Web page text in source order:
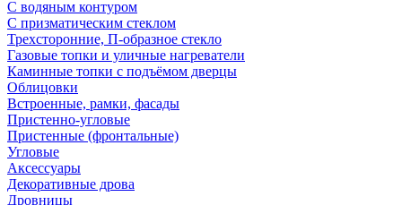
С водяным контуром
С призматическим стеклом
Трехсторонние, П-образное стекло
Газовые топки и уличные нагреватели
Каминные топки с подъёмом дверцы
Облицовки
Встроенные, рамки, фасады
Пристенно-угловые
Пристенные (фронтальные)
Угловые
Аксессуары
Декоративные дрова
Дровницы